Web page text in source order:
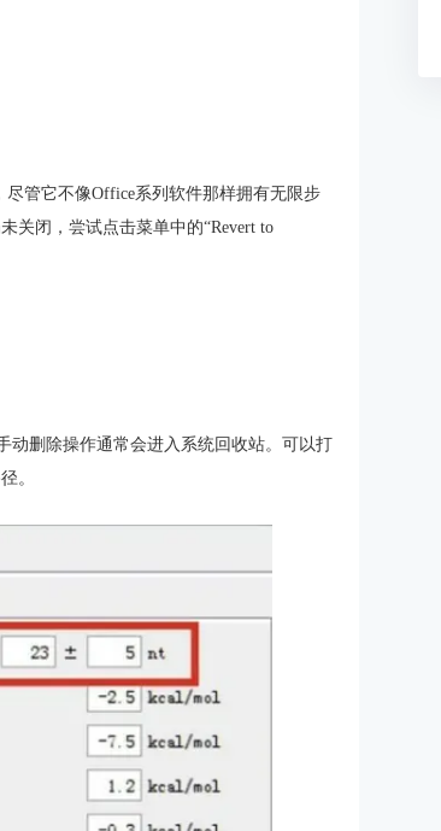
管它不像Office系列软件那样拥有无限步
关闭，尝试点击菜单中的“Revert to
删除操作通常会进入系统回收站。可以打
。